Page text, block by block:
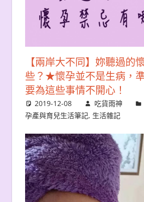
【兩岸大不同】妳聽過的
些？★懷孕並不是生病，
要為這些事情不開心！
2019-12-08 吃貨雨神
孕產與育兒生活筆記, 生活雜記